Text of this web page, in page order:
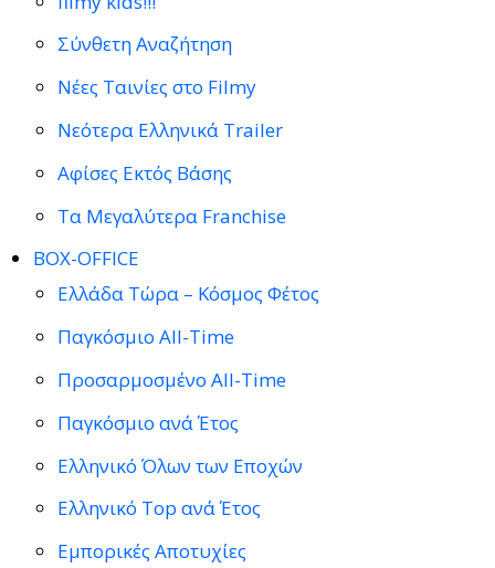
Σύνθετη Αναζήτηση
Νέες Ταινίες στο Filmy
Νεότερα Ελληνικά Trailer
Αφίσες Εκτός Βάσης
Τα Μεγαλύτερα Franchise
BOX-OFFICE
Ελλάδα Τώρα – Κόσμος Φέτος
Παγκόσμιο All-Time
Προσαρμοσμένο All-Time
Παγκόσμιο ανά Έτος
Ελληνικό Όλων των Εποχών
Ελληνικό Top ανά Έτος
Εμπορικές Αποτυχίες